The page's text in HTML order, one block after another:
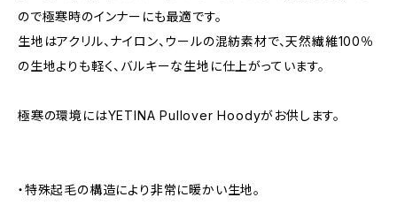
ので極寒時のインナーにも最適です。
生地はアクリル、ナイロン、ウールの混紡素材で、天然繊維100％
の生地よりも軽く、バルキーな生地に仕上がっています。
極寒の環境にはYETINA Pullover Hoodyがお供します。
・特殊起毛の構造により非常に暖かい生地。